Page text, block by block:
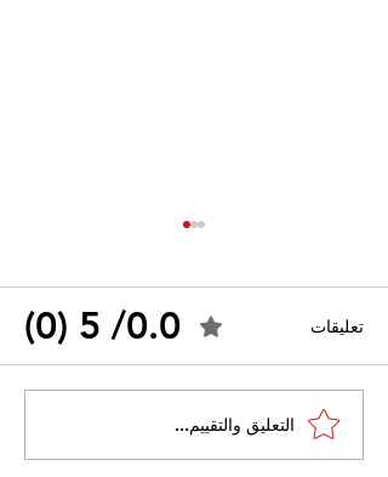
القضاء الإداري يقضي بحل
نقابة "كنابست"
تعليقات 0.0/ 5 (0)
التعليق والتقييم...